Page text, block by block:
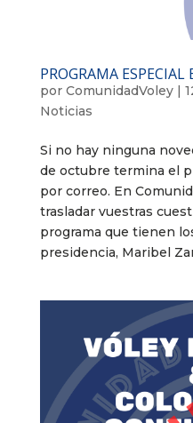
PROGRAMA ESPECIAL
por ComunidadVoley|
Noticias
Si no hay ninguna
de octubre termina el
por correo. En
trasladar vuestras
programa que tienen
presidencia, Maribel